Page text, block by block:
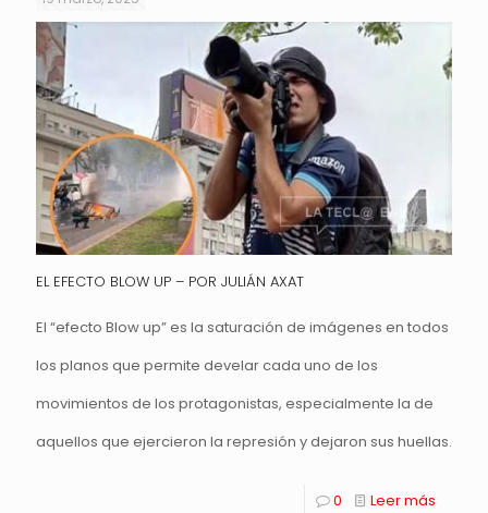
EL EFECTO BLOW UP – POR JULIÁN AXAT
El “efecto Blow up” es la saturación de imágenes en todos
los planos que permite develar cada uno de los
movimientos de los protagonistas, especialmente la de
aquellos que ejercieron la represión y dejaron sus huellas.
0 Leer más